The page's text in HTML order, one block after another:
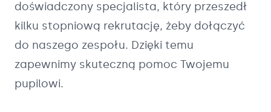
doświadczony specjalista, który przeszedł
kilku stopniową rekrutację, żeby dołączyć
do naszego zespołu. Dzięki temu
zapewnimy skuteczną pomoc Twojemu
pupilowi.